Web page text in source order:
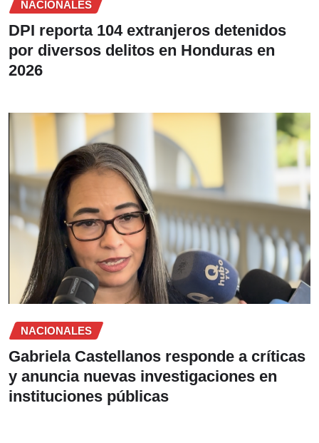
NACIONALES
DPI reporta 104 extranjeros detenidos
por diversos delitos en Honduras en
2026
NACIONALES
Gabriela Castellanos responde a críticas
y anuncia nuevas investigaciones en
instituciones públicas